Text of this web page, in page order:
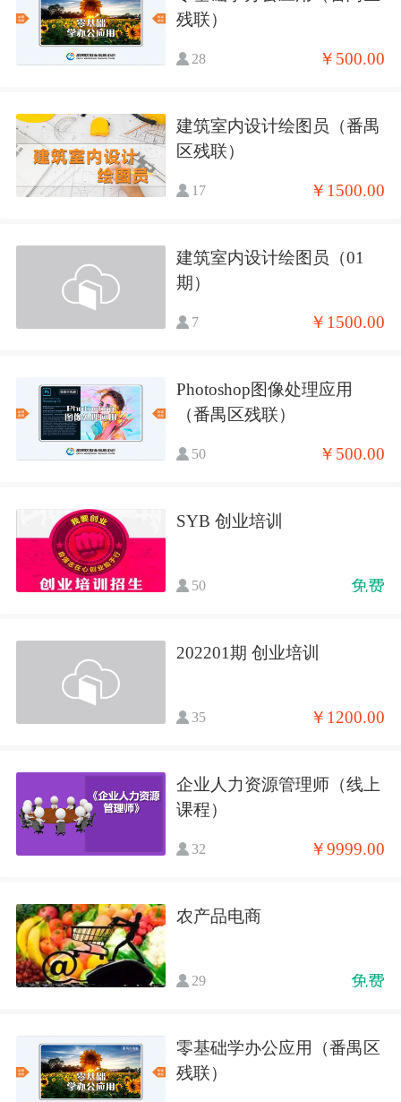
残联）
28 ￥500.00
建筑室内设计绘图员（番禺
区残联）
17 ￥1500.00
建筑室内设计绘图员（01
期）
7 ￥1500.00
Photoshop图像处理应用
（番禺区残联）
50 ￥500.00
SYB 创业培训
50 免费
202201期 创业培训
35 ￥1200.00
企业人力资源管理师（线上
课程）
32 ￥9999.00
农产品电商
29 免费
零基础学办公应用（番禺区
残联）